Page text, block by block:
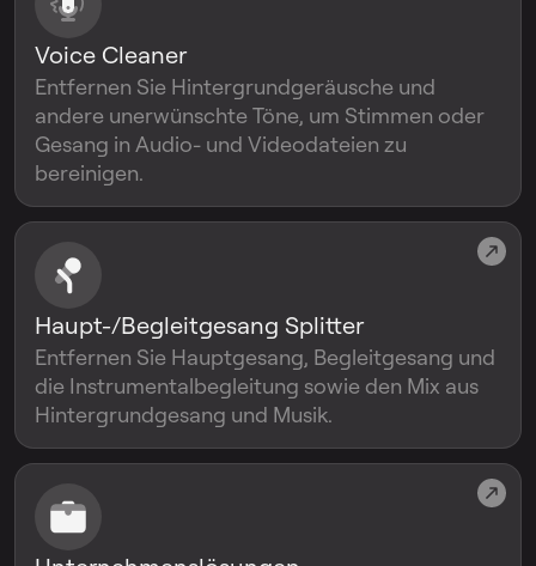
Voice Cleaner
Entfernen Sie Hintergrundgeräusche und
andere unerwünschte Töne, um Stimmen oder
Gesang in Audio- und Videodateien zu
bereinigen.
Haupt-/Begleitgesang Splitter
Entfernen Sie Hauptgesang, Begleitgesang und
die Instrumentalbegleitung sowie den Mix aus
Hintergrundgesang und Musik.